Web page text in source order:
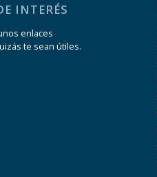
INTERÉS
enlaces
te sean útiles.